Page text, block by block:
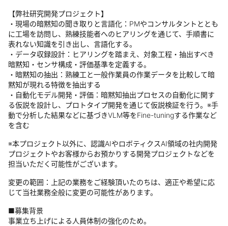
【弊社研究開発プロジェクト】
・現場の暗黙知の聞き取りと言語化：PMやコンサルタントととも
に工場を訪問し、熟練技能者へのヒアリングを通じて、手順書に
表れない知識を引き出し、言語化する。​
・データ収録設計：ヒアリングを踏まえ、対象工程・抽出すべき
暗黙知・センサ構成・評価基準を定義する。
・暗黙知の抽出：熟練工と一般作業員の作業データを比較して暗
黙知が現れる特徴を抽出する
・自動化モデル開発・評価：暗黙知抽出プロセスの自動化に関す
る仮説を設計し、プロトタイプ開発を通じて仮説検証を行う。※手
動で分析した結果などに基づきVLM等をFine-tuningする作業など
を含む
※本プロジェクト以外に、認識AIやロボティクスAI領域の社内開発
プロジェクトやお客様からお預かりする開発プロジェクトなどを
担当いただく可能性がございます。
変更の範囲：上記の業務をご経験頂いたのちは、適正や希望に応
じて当社業務全般に変更の可能性があります。
■募集背景
事業立ち上げによる人員体制の強化のため。